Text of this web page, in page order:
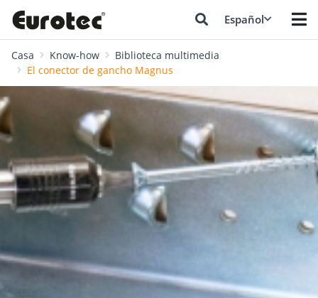
Español
Casa Know-how
Biblioteca multimedia
El conector de gancho Magnus